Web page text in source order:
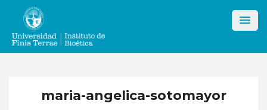
content
maria-angelica-sotomayor